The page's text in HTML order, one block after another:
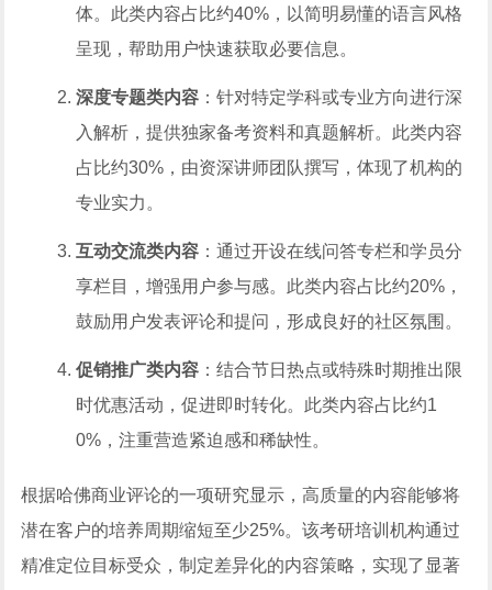
体。此类内容占比约40%，以简明易懂的语言风格
呈现，帮助用户快速获取必要信息。
深度专题类内容 ：针对特定学科或专业方向进行深
入解析，提供独家备考资料和真题解析。此类内容
占比约30%，由资深讲师团队撰写，体现了机构的
专业实力。
互动交流类内容 ：通过开设在线问答专栏和学员分
享栏目，增强用户参与感。此类内容占比约20%，
鼓励用户发表评论和提问，形成良好的社区氛围。
促销推广类内容 ：结合节日热点或特殊时期推出限
时优惠活动，促进即时转化。此类内容占比约1
0%，注重营造紧迫感和稀缺性。
根据哈佛商业评论的一项研究显示，高质量的内容能够将
潜在客户的培养周期缩短至少25%。该考研培训机构通过
精准定位目标受众，制定差异化的内容策略，实现了显著